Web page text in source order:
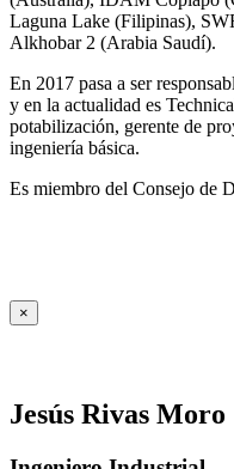
Laguna Lake (Filipinas),
Alkhobar 2 (Arabia Saudí).
En 2017 pasa a ser
y en la actualidad es
potabilización, gerente de
ingeniería básica.
Es miembro del Consejo de
×
Jesús Rivas Moro